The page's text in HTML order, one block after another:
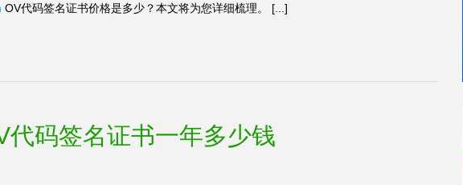
OV代码签名证书价格是多少？本文将为您详细梳理。 [...]
代码签名证书一年多少钱